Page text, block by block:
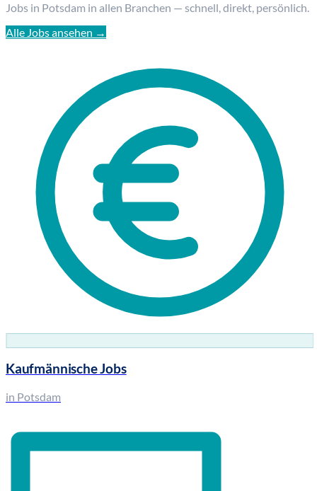
Jobs in Potsdam in allen Branchen — schnell, direkt, persönlich.
Alle Jobs ansehen →
Kaufmännische Jobs
in Potsdam